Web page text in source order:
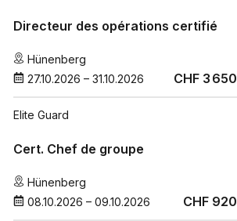
Directeur des opérations certifié
Hünenberg
27.10.2026 – 31.10.2026 CHF 3 650
Elite Guard
Cert. Chef de groupe
Hünenberg
08.10.2026 – 09.10.2026 CHF 920